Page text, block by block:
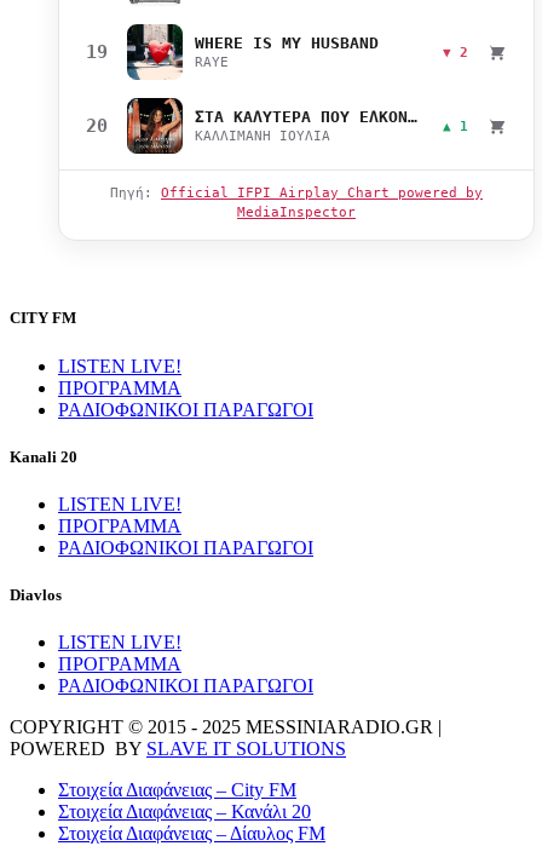
19 WHERE IS MY HUSBAND
RAYE
▼ 2
20 ΣΤΑ ΚΑΛΥΤΕΡΑ ΠΟΥ ΕΛΚΟΝΤΑΙ
ΚΑΛΛΙΜΑΝΗ ΙΟΥΛΙΑ
▲ 1
Πηγή: Official IFPI Airplay Chart powered by
MediaInspector
CITY FM
LISTEN LIVE!
ΠΡΟΓΡΑΜΜΑ
ΡΑΔΙΟΦΩΝΙΚΟΙ ΠΑΡΑΓΩΓΟΙ
Kanali 20
LISTEN LIVE!
ΠΡΟΓΡΑΜΜΑ
ΡΑΔΙΟΦΩΝΙΚΟΙ ΠΑΡΑΓΩΓΟΙ
Diavlos
LISTEN LIVE!
ΠΡΟΓΡΑΜΜΑ
ΡΑΔΙΟΦΩΝΙΚΟΙ ΠΑΡΑΓΩΓΟΙ
COPYRIGHT © 2015 - 2025 MESSINIARADIO.GR |
POWERED BY SLAVE IT SOLUTIONS
Στοιχεία Διαφάνειας – City FM
Στοιχεία Διαφάνειας – Κανάλι 20
Στοιχεία Διαφάνειας – Δίαυλος FM